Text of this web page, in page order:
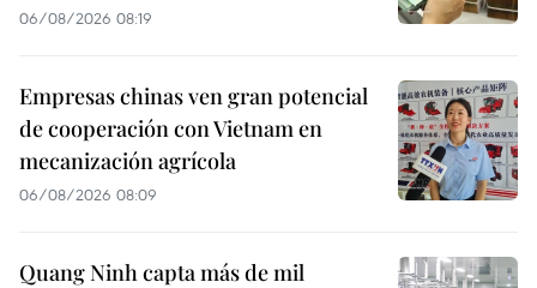
06/08/2026 08:19
Empresas chinas ven gran potencial
de cooperación con Vietnam en
mecanización agrícola
06/08/2026 08:09
Quang Ninh capta más de mil